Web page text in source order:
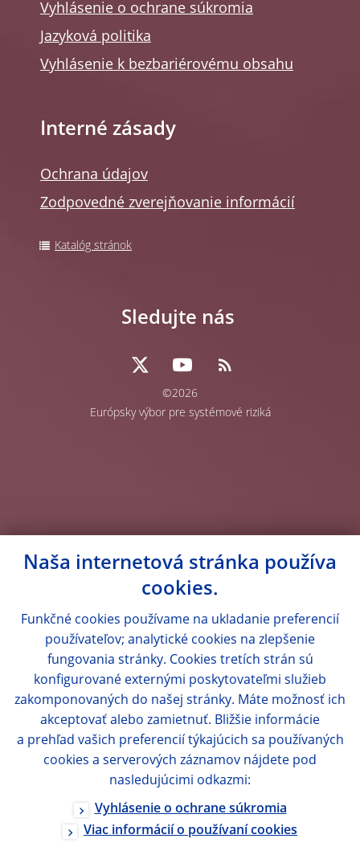
Vyhlásenie o ochrane súkromia
Jazyková politika
Vyhlásenie k bezbariérovému obsahu
Interné zásady
Ochrana údajov
Zodpovedné zverejňovanie informácií
Katalóg stránok
©2026
Európsky výbor pre systémové riziká
Sledujte nás
Naša internetová stránka používa
cookies.
Funkčné cookies používame na ukladanie preferencií
používateľov; analytické cookies na zlepšenie
fungovania stránky. Cookies tretích strán sú
konfigurované externými poskytovateľmi služieb
zakomponovaných do našej stránky. Máte možnosť ich
akceptovať alebo zamietnuť. Bližšie informácie
a prehľad vašich preferencií týkajúcich sa používaných
cookies a serverových záznamov nájdete pod
nasledujúcimi odkazmi:
Vyhlásenie o ochrane súkromia
Viac informácií o používaní cookies